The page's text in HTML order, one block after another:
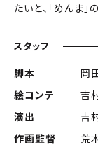
たいと、「めんま
スタッフ
脚本
岡
絵コンテ
吉
演出
吉
作画監督
荒